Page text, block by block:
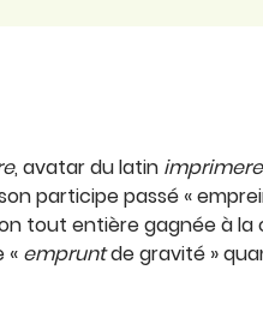
, avatar du latin imprimere
participe passé «
tout entière gagnée à
« empruntde gravité »